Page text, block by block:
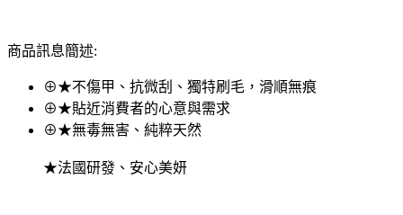
商品訊息簡述:
⊕★不傷甲、抗微刮、獨特刷毛，滑順無痕
⊕★貼近消費者的心意與需求
⊕★無毒無害、純粹天然
★法國研發、安心美妍